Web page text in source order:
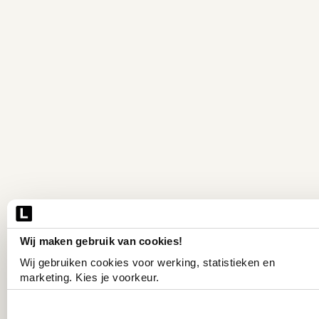
Wij maken gebruik van cookies!
Wij gebruiken cookies voor werking, statistieken en
marketing. Kies je voorkeur.